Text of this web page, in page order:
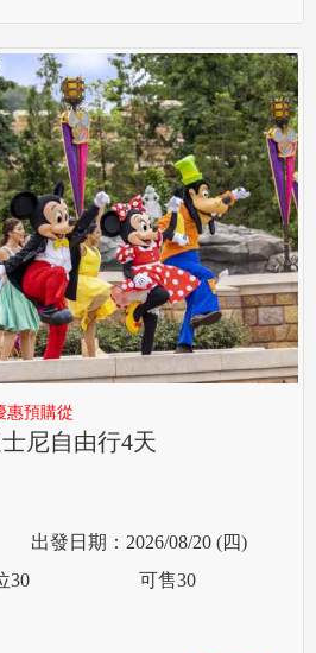
惠預購從
尼自由行4天
2026/08/20 (四)
30 可售30